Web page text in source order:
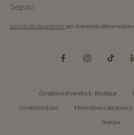
Seguici
Iscriviti alla Newsletter per ricevere le ultime notizie
Condizioni di vendita E-Boutique
Condizioni d'uso
Informativa sulla privacy
Stampa